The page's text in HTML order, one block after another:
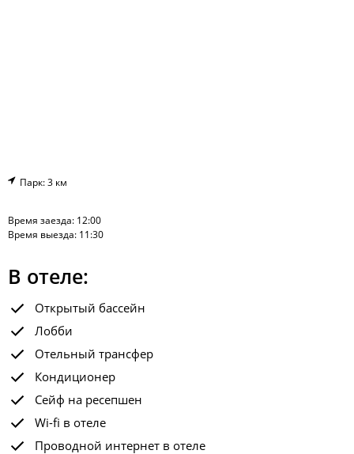
Парк: 3 км
Время заезда: 12:00
Время выезда: 11:30
В отеле:
Открытый бассейн
Лобби
Отельный трансфер
Кондиционер
Сейф на ресепшен
Wi-fi в отеле
Проводной интернет в отеле